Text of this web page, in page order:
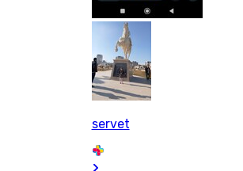
servet